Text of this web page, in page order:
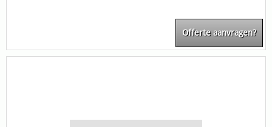
Offerte aanvragen?